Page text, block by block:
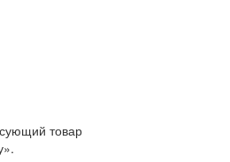
товар